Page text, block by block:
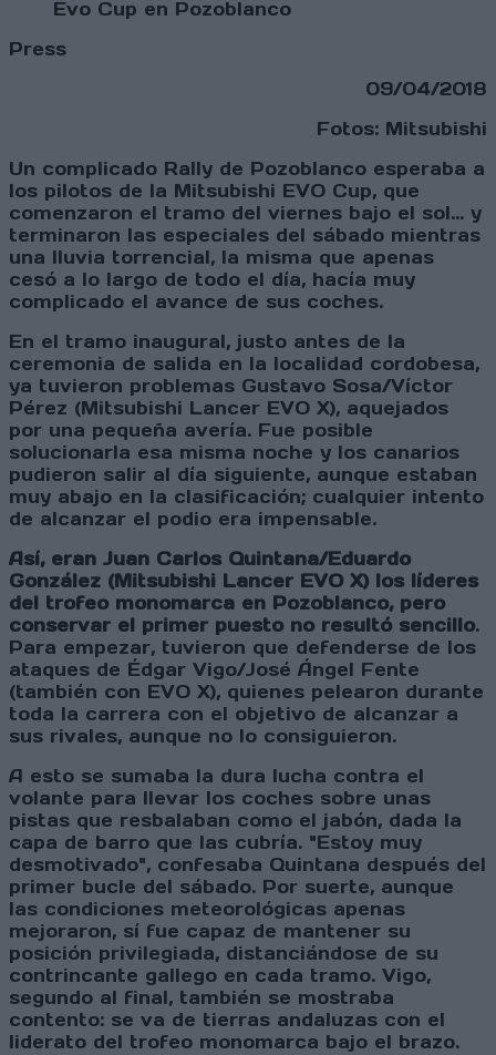
Press
09/04/2018
Fotos: Mitsubishi
Un complicado Rally de Pozoblanco esperaba a
los pilotos de la Mitsubishi EVO Cup, que
comenzaron el tramo del viernes bajo el sol... y
terminaron las especiales del sábado mientras
una lluvia torrencial, la misma que apenas
cesó a lo largo de todo el día, hacía muy
complicado el avance de sus coches.
En el tramo inaugural, justo antes de la
ceremonia de salida en la localidad cordobesa,
ya tuvieron problemas Gustavo Sosa/Víctor
Pérez (Mitsubishi Lancer EVO X), aquejados
por una pequeña avería. Fue posible
solucionarla esa misma noche y los canarios
pudieron salir al día siguiente, aunque estaban
muy abajo en la clasificación; cualquier intento
de alcanzar el podio era impensable.
Así, eran Juan Carlos Quintana/Eduardo
González (Mitsubishi Lancer EVO X) los líderes
del trofeo monomarca en Pozoblanco, pero
conservar el primer puesto no resultó sencillo.
Para empezar, tuvieron que defenderse de los
ataques de Édgar Vigo/José Ángel Fente
(también con EVO X), quienes pelearon durante
toda la carrera con el objetivo de alcanzar a
sus rivales, aunque no lo consiguieron.
A esto se sumaba la dura lucha contra el
volante para llevar los coches sobre unas
pistas que resbalaban como el jabón, dada la
capa de barro que las cubría. "Estoy muy
desmotivado", confesaba Quintana después del
primer bucle del sábado. Por suerte, aunque
las condiciones meteorológicas apenas
mejoraron, sí fue capaz de mantener su
posición privilegiada, distanciándose de su
contrincante gallego en cada tramo. Vigo,
segundo al final, también se mostraba
contento: se va de tierras andaluzas con el
liderato del trofeo monomarca bajo el brazo.